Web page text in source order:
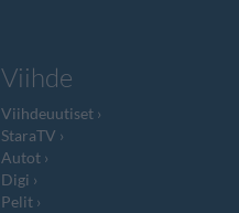
Viihde
Viihdeuutiset
StaraTV
Autot
Digi
Pelit